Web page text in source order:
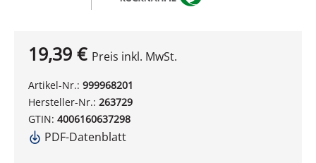
19,39 € Preis inkl. MwSt.
Artikel-Nr.: 999968201
Hersteller-Nr.: 263729
GTIN: 4006160637298
PDF-Datenblatt